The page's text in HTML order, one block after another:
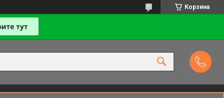
Корзина